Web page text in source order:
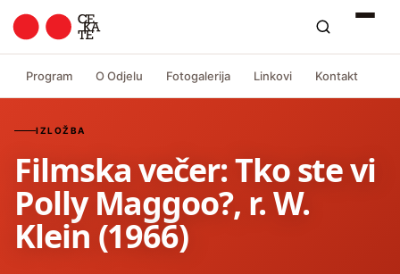
Program O Odjelu Fotogalerija Linkovi Kontakt
IZLOŽBA
Filmska večer: Tko ste vi
Polly Maggoo?, r. W.
Klein (1966)